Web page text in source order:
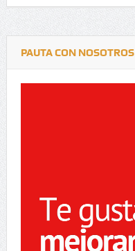
PAUTA CON NOSOTROS